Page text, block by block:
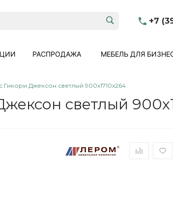
+7
РАСПРОДАЖА МЕБЕЛЬ ДЛЯ
Гикори Джексон светлый 900x1710x264
светлый